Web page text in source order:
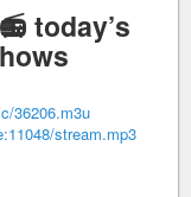
today’s
36206.m3u
stream.mp3